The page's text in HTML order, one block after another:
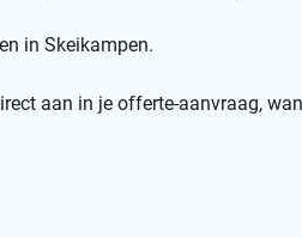
in Skeikampen.
aan in je offerte-aanvraag,